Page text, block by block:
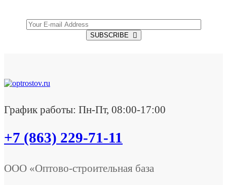
SUBSCRIBE
График работы: Пн-Пт, 08:00-17:00
+7 (863) 229-71-11
ООО «Оптово-строительная база